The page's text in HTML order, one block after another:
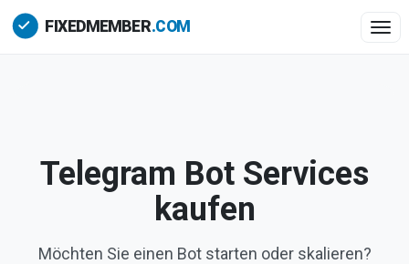
Telegram Bot Services
kaufen
Möchten Sie einen Bot starten oder skalieren?